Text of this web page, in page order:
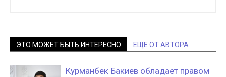
ЭТО МОЖЕТ БЫТЬ ИНТЕРЕСНО ЕЩЕ ОТ АВТОРА
Курманбек Бакиев обладает правом